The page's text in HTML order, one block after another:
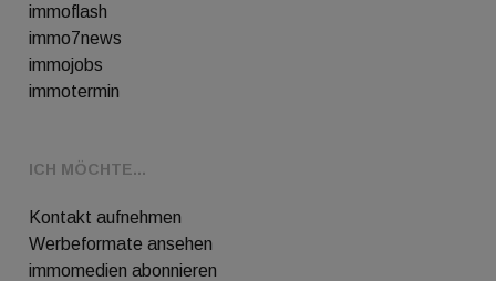
immoflash
immo7news
immojobs
immotermin
ICH MÖCHTE...
Kontakt aufnehmen
Werbeformate ansehen
immomedien abonnieren